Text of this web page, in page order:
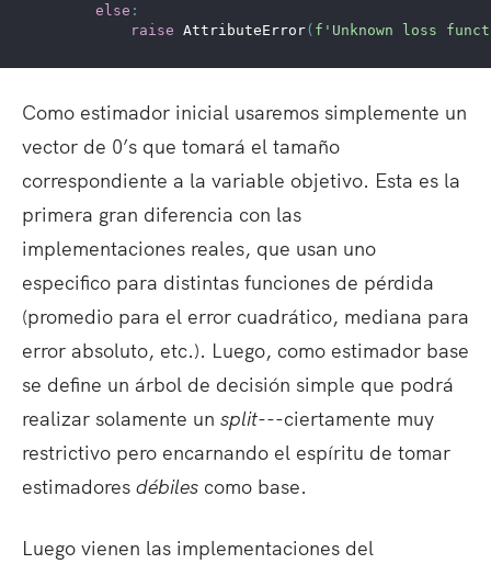
else :
raise AttributeError( f'Unknown loss
Como estimador inicial usaremos simplemente un
vector de 0’s que tomará el tamaño
correspondiente a la variable objetivo. Esta es la
primera gran diferencia con las
implementaciones reales, que usan uno
especifico para distintas funciones de pérdida
(promedio para el error cuadrático, mediana para
error absoluto, etc.). Luego, como estimador base
se define un árbol de decisión simple que podrá
realizar solamente un split---ciertamente muy
restrictivo pero encarnando el espíritu de tomar
estimadores débiles como base.
Luego vienen las implementaciones del